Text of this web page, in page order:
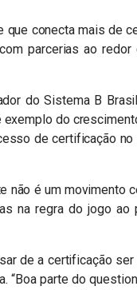
que conecta mais de
parcerias ao
do Sistema B
do
de certificação
não é um movimento
na regra do jogo
de a certificação
“Boa parte do